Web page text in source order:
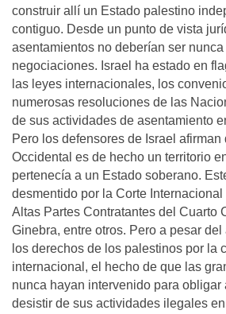
construir allí un Estado palestino
contiguo. Desde un punto de vista
asentamientos no deberían ser
negociaciones. Israel ha estado en
las leyes internacionales, los
numerosas resoluciones de las
de sus actividades de asentamiento
Pero los defensores de Israel afirman
Occidental es de hecho un territorio
pertenecía a un Estado soberano.
desmentido por la Corte
Altas Partes Contratantes del Cuarto
Ginebra, entre otros. Pero a pesar
los derechos de los palestinos por la
internacional, el hecho de que las
nunca hayan intervenido para obligar
desistir de sus actividades ilegales